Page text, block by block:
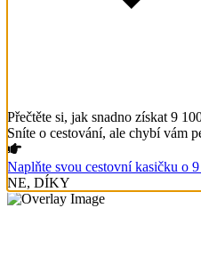
Přečtěte si, jak snadno získat 9
Sníte o cestování, ale chybí vám
Naplňte svou cestovní kasičku o
NE, DÍKY